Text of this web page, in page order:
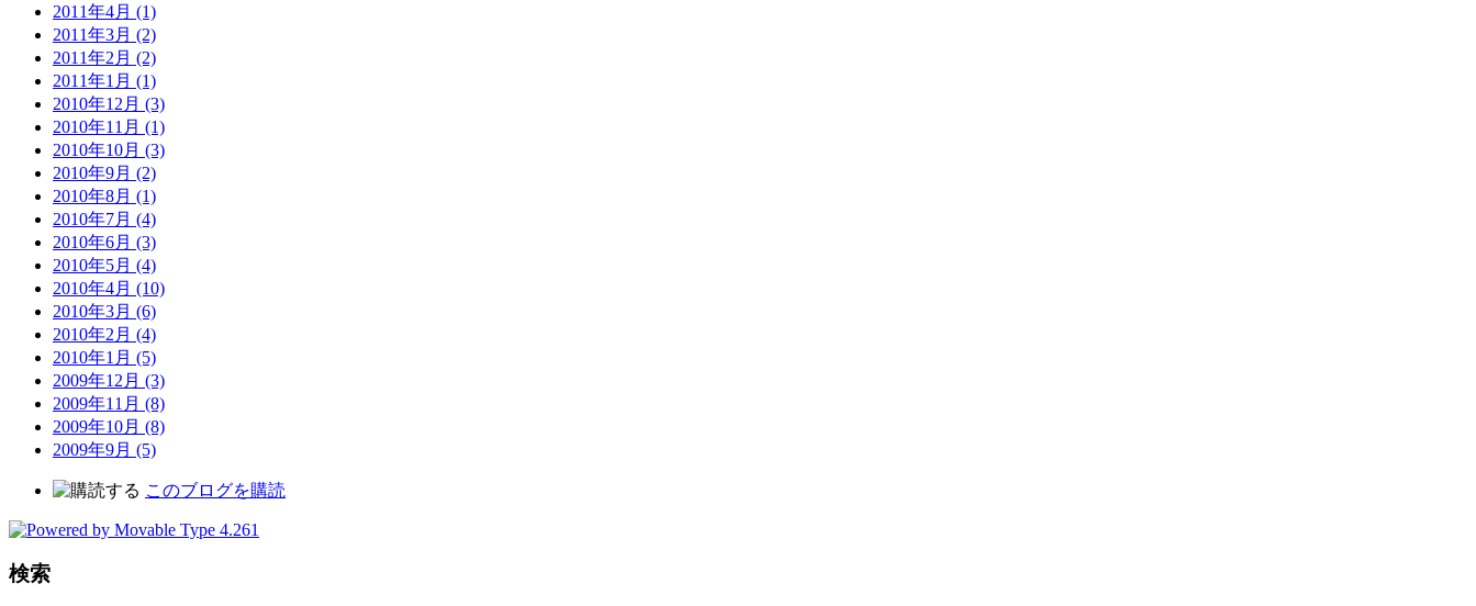
2011年4月 (1)
2011年3月 (2)
2011年2月 (2)
2011年1月 (1)
2010年12月 (3)
2010年11月 (1)
2010年10月 (3)
2010年9月 (2)
2010年8月 (1)
2010年7月 (4)
2010年6月 (3)
2010年5月 (4)
2010年4月 (10)
2010年3月 (6)
2010年2月 (4)
2010年1月 (5)
2009年12月 (3)
2009年11月 (8)
2009年10月 (8)
2009年9月 (5)
このブログを購読
検索